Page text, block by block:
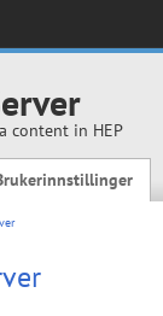
content in HEP